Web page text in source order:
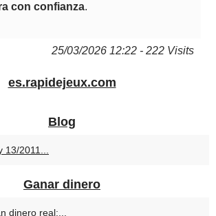
con confianza.
25/03/2026 12:22 - 222 Visits
es.rapidejeux.com
Blog
13/2011...
Ganar dinero
dinero real:...